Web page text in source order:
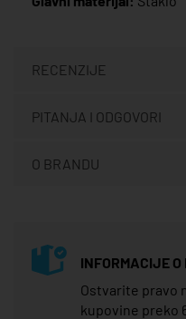
RECENZIJE
PITANJA I ODGOVORI
O BRANDU
INFORMACIJE O
Ostvarite pravo
kupovine preko